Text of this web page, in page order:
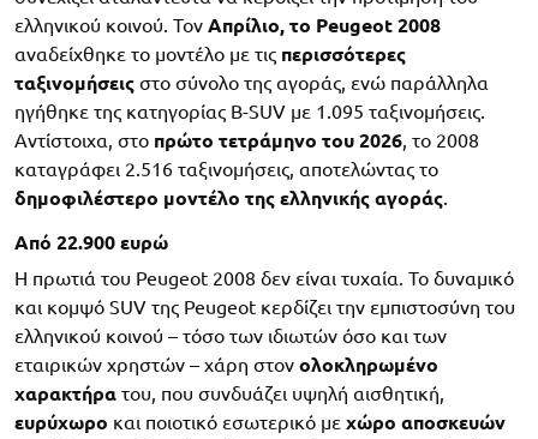
ελληνικού κοινού. Τον Απρίλιο, το Peugeot 2008
αναδείχθηκε το μοντέλο με τις περισσότερες
ταξινομήσεις στο σύνολο της αγοράς, ενώ παράλληλα
ηγήθηκε της κατηγορίας B-SUV με 1.095 ταξινομήσεις.
Αντίστοιχα, στο πρώτο τετράμηνο του 2026, το 2008
καταγράφει 2.516 ταξινομήσεις, αποτελώντας το
δημοφιλέστερο μοντέλο της ελληνικής αγοράς.
Από 22.900 ευρώ
Η πρωτιά του Peugeot 2008 δεν είναι τυχαία. Το δυναμικό
και κομψό SUV της Peugeot κερδίζει την εμπιστοσύνη του
ελληνικού κοινού – τόσο των ιδιωτών όσο και των
εταιρικών χρηστών – χάρη στον ολοκληρωμένο
χαρακτήρα του, που συνδυάζει υψηλή αισθητική,
ευρύχωρο και ποιοτικό εσωτερικό με χώρο αποσκευών